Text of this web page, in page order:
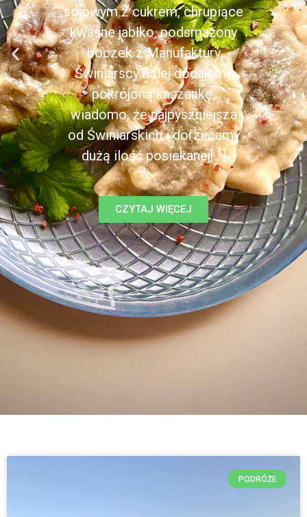
sojowym z cukrem, chrupiące
kwaśne jabłko, podsmażony
boczek z Manufaktury
Świniarscy.Dalej dodajemy
pokrojoną kaszankę,
wiadomo, że najpyszniejsza
od Świniarskich i dorzucamy
dużą ilość posiekanej[...]
CZYTAJ WIĘCEJ
PODRÓŻE